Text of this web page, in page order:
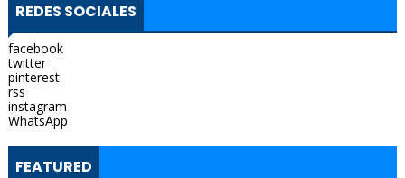
REDES SOCIALES
facebook
twitter
pinterest
rss
instagram
WhatsApp
FEATURED